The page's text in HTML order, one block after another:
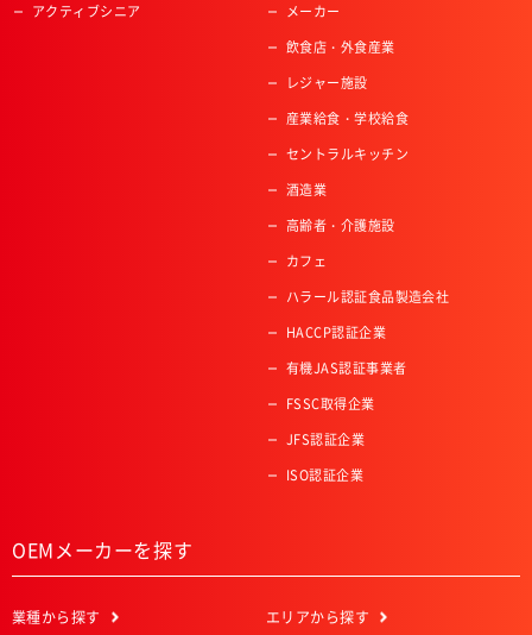
アクティブシニア
メーカー
飲食店・外食産業
レジャー施設
産業給食・学校給食
セントラルキッチン
酒造業
高齢者・介護施設
カフェ
ハラール認証食品製造会社
HACCP認証企業
有機JAS認証事業者
FSSC取得企業
JFS認証企業
ISO認証企業
OEMメーカーを探す
業種から探す エリアから探す